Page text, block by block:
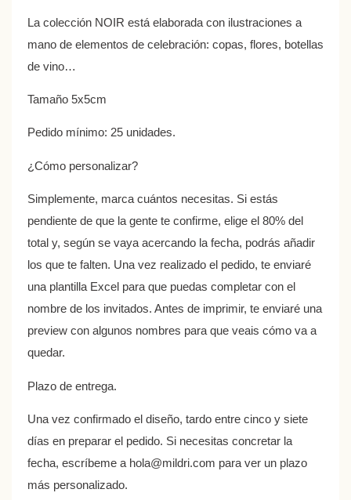
La colección NOIR está elaborada con ilustraciones a
mano de elementos de celebración: copas, flores, botellas
de vino…
Tamaño 5x5cm
Pedido mínimo: 25 unidades.
¿Cómo personalizar?
Simplemente, marca cuántos necesitas. Si estás
pendiente de que la gente te confirme, elige el 80% del
total y, según se vaya acercando la fecha, podrás añadir
los que te falten. Una vez realizado el pedido, te enviaré
una plantilla Excel para que puedas completar con el
nombre de los invitados. Antes de imprimir, te enviaré una
preview con algunos nombres para que veais cómo va a
quedar.
Plazo de entrega.
Una vez confirmado el diseño, tardo entre cinco y siete
días en preparar el pedido. Si necesitas concretar la
fecha, escríbeme a hola@mildri.com para ver un plazo
más personalizado.